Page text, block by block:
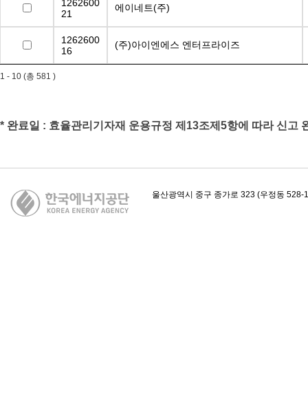
1262600
21
에이네트(주)
1262600
16
(주)아이엔에스 엔터프라이즈
1 - 10 (총 581 )
* 완료일 : 효율관리기자재 운용규정 제13조제5항에 따라 신고
울산광역시 중구 종가로 323 (우정동 528-